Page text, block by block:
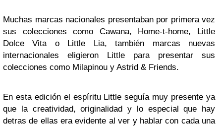
Muchas marcas nacionales presentaban por primera vez
sus colecciones como Cawana, Home-t-home, Little
Dolce Vita o Little Lia, también marcas nuevas
internacionales eligieron Little para presentar sus
colecciones como Milapinou y Astrid & Friends.
En esta edición el espíritu Little seguía muy presente ya
que la creatividad, originalidad y lo especial que hay
detras de ellas era evidente al ver y hablar con cada una